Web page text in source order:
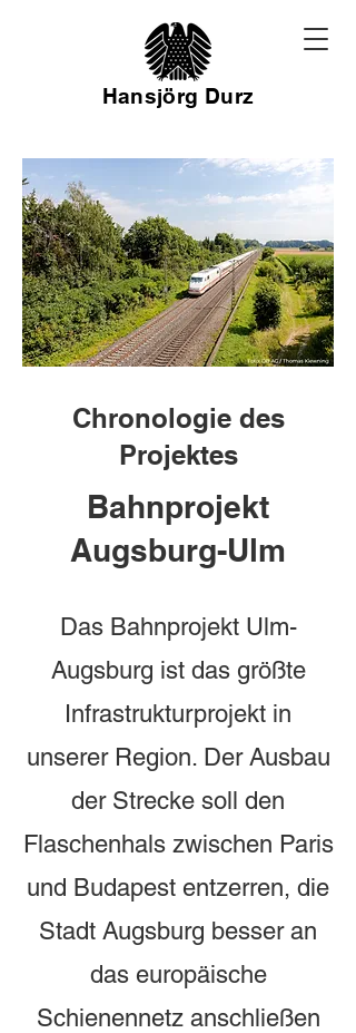
Hansjörg Durz
Chronologie des
Projektes
Bahnprojekt
Augsburg-Ulm
Das Bahnprojekt Ulm-
Augsburg ist das größte
Infrastrukturprojekt in
unserer Region. Der Ausbau
der Strecke soll den
Flaschenhals zwischen Paris
und Budapest entzerren, die
Stadt Augsburg besser an
das europäische
Schienennetz anschließen